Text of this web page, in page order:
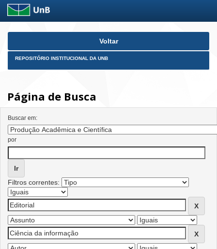
Skip
Voltar
REPOSITÓRIO INSTITUCIONAL DA UNB
Página de Busca
Buscar em:
por
Filtros correntes: